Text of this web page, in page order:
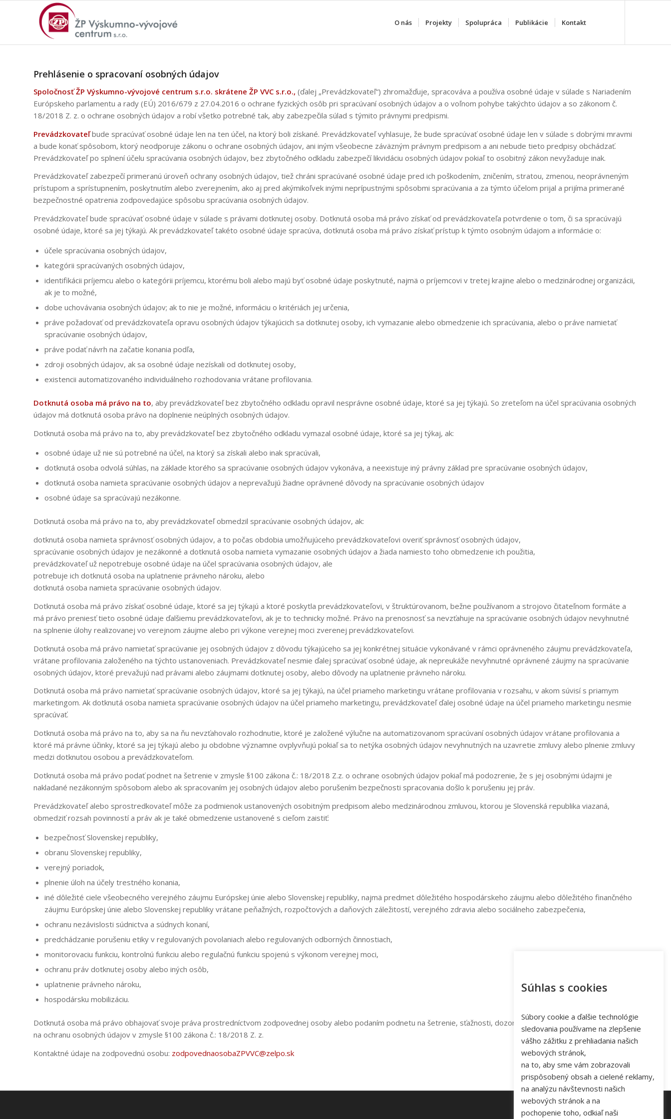
O nás Projekty Spolupráca Publikácie Kontakt
Prehlásenie o spracovaní osobných údajov
Spoločnosť ŽP Výskumno-vývojové centrum s.r.o. skrátene ŽP VVC s.r.o., (ďalej „Prevádzkovateľ“) zhromažďuje, spracováva a používa osobné údaje v súlade s Nariadením
Európskeho parlamentu a rady (EÚ) 2016/679 z 27.04.2016 o ochrane fyzických osôb pri spracúvaní osobných údajov a o voľnom pohybe takýchto údajov a so zákonom č.
18/2018 Z. z. o ochrane osobných údajov a robí všetko potrebné tak, aby zabezpečila súlad s týmito právnymi predpismi.
Prevádzkovateľbude spracúvať osobné údaje len na ten účel, na ktorý boli získané. Prevádzkovateľ vyhlasuje, že bude spracúvať osobné údaje len v súlade s dobrými mravmi
a bude konať spôsobom, ktorý neodporuje zákonu o ochrane osobných údajov, ani iným všeobecne záväzným právnym predpisom a ani nebude tieto predpisy obchádzať.
Prevádzkovateľ po splnení účelu spracúvania osobných údajov, bez zbytočného odkladu zabezpečí likvidáciu osobných údajov pokiaľ to osobitný zákon nevyžaduje inak.
Prevádzkovateľ zabezpečí primeranú úroveň ochrany osobných údajov, tiež chráni spracúvané osobné údaje pred ich poškodením, zničením, stratou, zmenou, neoprávneným
prístupom a sprístupnením, poskytnutím alebo zverejnením, ako aj pred akýmikoľvek inými neprípustnými spôsobmi spracúvania a za týmto účelom prijal a prijíma primerané
bezpečnostné opatrenia zodpovedajúce spôsobu spracúvania osobných údajov.
Prevádzkovateľ bude spracúvať osobné údaje v súlade s právami dotknutej osoby. Dotknutá osoba má právo získať od prevádzkovateľa potvrdenie o tom, či sa spracúvajú
osobné údaje, ktoré sa jej týkajú. Ak prevádzkovateľ takéto osobné údaje spracúva, dotknutá osoba má právo získať prístup k týmto osobným údajom a informácie o:
účele spracúvania osobných údajov,
kategórii spracúvaných osobných údajov,
identifikácii príjemcu alebo o kategórii príjemcu, ktorému boli alebo majú byť osobné údaje poskytnuté, najmä o príjemcovi v tretej krajine alebo o medzinárodnej organizácii,
ak je to možné,
dobe uchovávania osobných údajov; ak to nie je možné, informáciu o kritériách jej určenia,
práve požadovať od prevádzkovateľa opravu osobných údajov týkajúcich sa dotknutej osoby, ich vymazanie alebo obmedzenie ich spracúvania, alebo o práve namietať
spracúvanie osobných údajov,
práve podať návrh na začatie konania podľa,
zdroji osobných údajov, ak sa osobné údaje nezískali od dotknutej osoby,
existencii automatizovaného individuálneho rozhodovania vrátane profilovania.
Dotknutá osoba má právo na to, aby prevádzkovateľ bez zbytočného odkladu opravil nesprávne osobné údaje, ktoré sa jej týkajú. So zreteľom na účel spracúvania osobných
údajov má dotknutá osoba právo na doplnenie neúplných osobných údajov.
Dotknutá osoba má právo na to, aby prevádzkovateľ bez zbytočného odkladu vymazal osobné údaje, ktoré sa jej týkaj, ak:
osobné údaje už nie sú potrebné na účel, na ktorý sa získali alebo inak spracúvali,
dotknutá osoba odvolá súhlas, na základe ktorého sa spracúvanie osobných údajov vykonáva, a neexistuje iný právny základ pre spracúvanie osobných údajov,
dotknutá osoba namieta spracúvanie osobných údajov a neprevažujú žiadne oprávnené dôvody na spracúvanie osobných údajov
osobné údaje sa spracúvajú nezákonne.
Dotknutá osoba má právo na to, aby prevádzkovateľ obmedzil spracúvanie osobných údajov, ak:
dotknutá osoba namieta správnosť osobných údajov, a to počas obdobia umožňujúceho prevádzkovateľovi overiť správnosť osobných údajov,
spracúvanie osobných údajov je nezákonné a dotknutá osoba namieta vymazanie osobných údajov a žiada namiesto toho obmedzenie ich použitia,
prevádzkovateľ už nepotrebuje osobné údaje na účel spracúvania osobných údajov, ale
potrebuje ich dotknutá osoba na uplatnenie právneho nároku, alebo
dotknutá osoba namieta spracúvanie osobných údajov.
Dotknutá osoba má právo získať osobné údaje, ktoré sa jej týkajú a ktoré poskytla prevádzkovateľovi, v štruktúrovanom, bežne používanom a strojovo čitateľnom formáte a
má právo preniesť tieto osobné údaje ďalšiemu prevádzkovateľovi, ak je to technicky možné. Právo na prenosnosť sa nevzťahuje na spracúvanie osobných údajov nevyhnutné
na splnenie úlohy realizovanej vo verejnom záujme alebo pri výkone verejnej moci zverenej prevádzkovateľovi.
Dotknutá osoba má právo namietať spracúvanie jej osobných údajov z dôvodu týkajúceho sa jej konkrétnej situácie vykonávané v rámci oprávneného záujmu prevádzkovateľa,
vrátane profilovania založeného na týchto ustanoveniach. Prevádzkovateľ nesmie ďalej spracúvať osobné údaje, ak nepreukáže nevyhnutné oprávnené záujmy na spracúvanie
osobných údajov, ktoré prevažujú nad právami alebo záujmami dotknutej osoby, alebo dôvody na uplatnenie právneho nároku.
Dotknutá osoba má právo namietať spracúvanie osobných údajov, ktoré sa jej týkajú, na účel priameho marketingu vrátane profilovania v rozsahu, v akom súvisí s priamym
marketingom. Ak dotknutá osoba namieta spracúvanie osobných údajov na účel priameho marketingu, prevádzkovateľ ďalej osobné údaje na účel priameho marketingu nesmie
spracúvať.
Dotknutá osoba má právo na to, aby sa na ňu nevzťahovalo rozhodnutie, ktoré je založené výlučne na automatizovanom spracúvaní osobných údajov vrátane profilovania a
ktoré má právne účinky, ktoré sa jej týkajú alebo ju obdobne významne ovplyvňujú pokiaľ sa to netýka osobných údajov nevyhnutných na uzavretie zmluvy alebo plnenie zmluvy
medzi dotknutou osobou a prevádzkovateľom.
Dotknutá osoba má právo podať podnet na šetrenie v zmysle §100 zákona č.: 18/2018 Z.z. o ochrane osobných údajov pokiaľ má podozrenie, že s jej osobnými údajmi je
nakladané nezákonným spôsobom alebo ak spracovaním jej osobných údajov alebo porušením bezpečnosti spracovania došlo k porušeniu jej práv.
Prevádzkovateľ alebo sprostredkovateľ môže za podmienok ustanovených osobitným predpisom alebo medzinárodnou zmluvou, ktorou je Slovenská republika viazaná,
obmedziť rozsah povinností a práv ak je také obmedzenie ustanovené s cieľom zaistiť:
bezpečnosť Slovenskej republiky,
obranu Slovenskej republiky,
verejný poriadok,
plnenie úloh na účely trestného konania,
iné dôležité ciele všeobecného verejného záujmu Európskej únie alebo Slovenskej republiky, najmä predmet dôležitého hospodárskeho záujmu alebo dôležitého finančného
záujmu Európskej únie alebo Slovenskej republiky vrátane peňažných, rozpočtových a daňových záležitostí, verejného zdravia alebo sociálneho zabezpečenia,
ochranu nezávislosti súdnictva a súdnych konaní,
predchádzanie porušeniu etiky v regulovaných povolaniach alebo regulovaných odborných činnostiach,
monitorovaciu funkciu, kontrolnú funkciu alebo regulačnú funkciu spojenú s výkonom verejnej moci,
ochranu práv dotknutej osoby alebo iných osôb,
uplatnenie právneho nároku,
hospodársku mobilizáciu.
Dotknutá osoba má právo obhajovať svoje práva prostredníctvom zodpovednej osoby alebo podaním podnetu na šetrenie, sťažnosti, dozornému orgánu, na Slovensku Úradu
na ochranu osobných údajov v zmysle §100 zákona č.: 18/2018 Z. z.
Kontaktné údaje na zodpovednú osobu: zodpovednaosobaZPVVC@zelpo.sk
Súhlas s cookies
Súbory cookie a ďalšie technológie
sledovania používame na zlepšenie
vášho zážitku z prehliadania našich
webových stránok,
na to, aby sme vám zobrazovali
prispôsobený obsah a cielené reklamy,
na analýzu návštevnosti našich
webových stránok a na
pochopenie toho, odkiaľ naši